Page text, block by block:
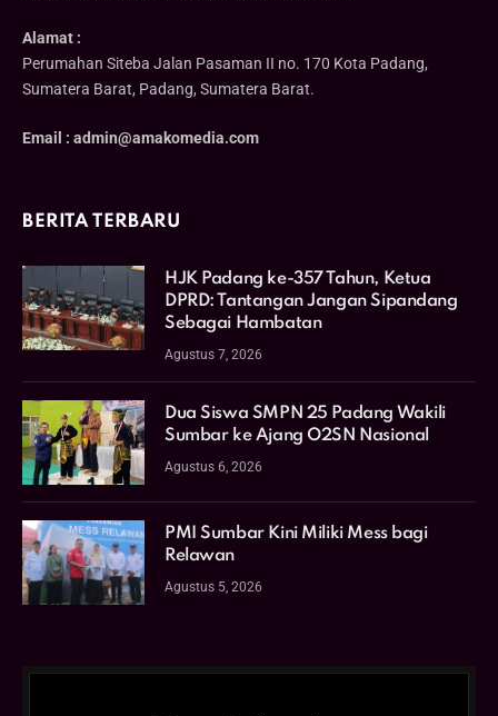
Alamat :
Perumahan Siteba Jalan Pasaman II no. 170 Kota Padang,
Sumatera Barat, Padang, Sumatera Barat.
Email : admin@amakomedia.com
BERITA TERBARU
HJK Padang ke-357 Tahun, Ketua
DPRD: Tantangan Jangan Sipandang
Sebagai Hambatan
Agustus 7, 2026
Dua Siswa SMPN 25 Padang Wakili
Sumbar ke Ajang O2SN Nasional
Agustus 6, 2026
PMI Sumbar Kini Miliki Mess bagi
Relawan
Agustus 5, 2026